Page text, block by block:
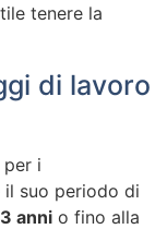
tenere la
di lavoro
per i
il suo periodo di
3 anni o fino alla